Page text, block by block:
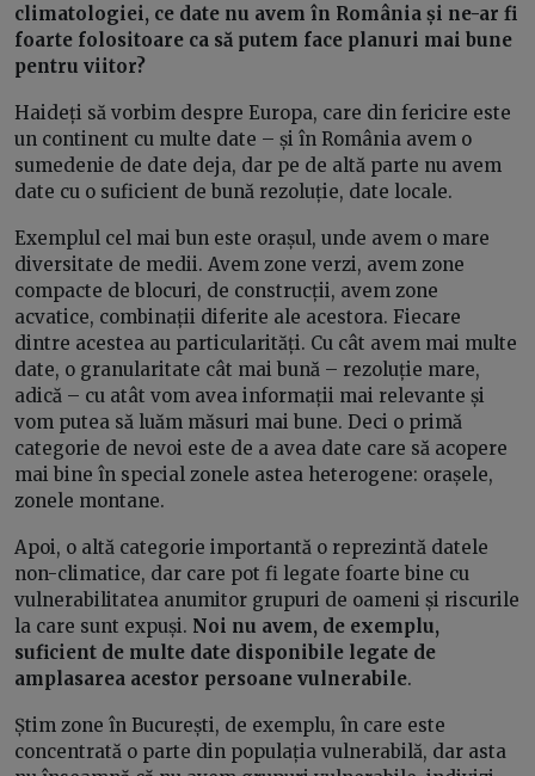
climatologiei, ce date nu avem în România și ne-ar fi
foarte folositoare ca să putem face planuri mai bune
pentru viitor?
Haideți să vorbim despre Europa, care din fericire este
un continent cu multe date – și în România avem o
sumedenie de date deja, dar pe de altă parte nu avem
date cu o suficient de bună rezoluție, date locale.
Exemplul cel mai bun este orașul, unde avem o mare
diversitate de medii. Avem zone verzi, avem zone
compacte de blocuri, de construcții, avem zone
acvatice, combinații diferite ale acestora. Fiecare
dintre acestea au particularități. Cu cât avem mai multe
date, o granularitate cât mai bună – rezoluție mare,
adică – cu atât vom avea informații mai relevante și
vom putea să luăm măsuri mai bune. Deci o primă
categorie de nevoi este de a avea date care să acopere
mai bine în special zonele astea heterogene: orașele,
zonele montane.
Apoi, o altă categorie importantă o reprezintă datele
non-climatice, dar care pot fi legate foarte bine cu
vulnerabilitatea anumitor grupuri de oameni și riscurile
la care sunt expuși. Noi nu avem, de exemplu,
suficient de multe date disponibile legate de
amplasarea acestor persoane vulnerabile.
Știm zone în București, de exemplu, în care este
concentrată o parte din populația vulnerabilă, dar asta